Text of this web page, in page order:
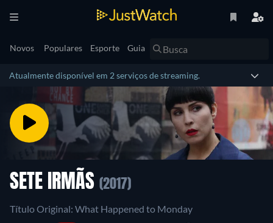
Novos Populares Esporte Guia
Atualmente disponível em 2 serviços de streaming.
SETE IRMÃS (2017)
Título Original: What Happened to Monday